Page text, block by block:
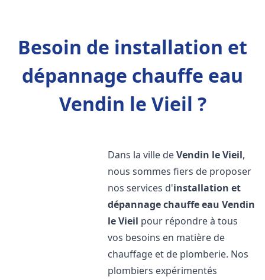
Besoin de installation et
dépannage chauffe eau
Vendin le Vieil ?
Dans la ville deVendin le Vieil,
nous sommes fiers de proposer
nos services d'installation et
dépannage chauffe eau Vendin
le Vieil pour répondre à tous
vos besoins en matière de
chauffage et de plomberie. Nos
plombiers expérimentés